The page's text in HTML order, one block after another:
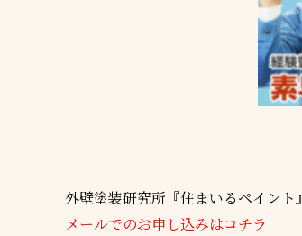
外壁塗装研究所『住まいるペイント』
メールでのお申し込みはコチラ